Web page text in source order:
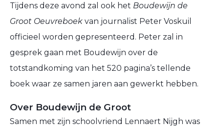
Tijdens deze avond zal ook het Boudewijn de
Groot Oeuvreboek van journalist Peter Voskuil
officieel worden gepresenteerd. Peter zal in
gesprek gaan met Boudewijn over de
totstandkoming van het 520 pagina’s tellende
boek waar ze samen jaren aan gewerkt hebben.
Over Boudewijn de Groot
Samen met zijn schoolvriend Lennaert Nijgh was